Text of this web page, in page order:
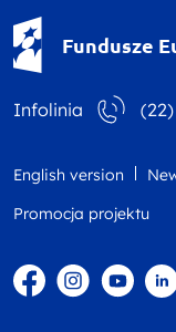
Fundusze
Infolinia (22)
English version
Promocja projektu
FacebookInstagram